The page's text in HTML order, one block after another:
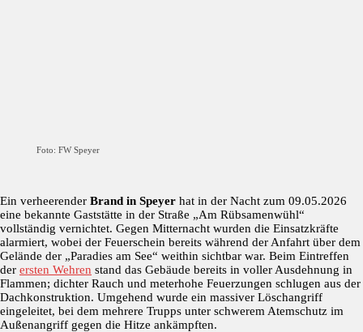
Foto: FW Speyer
Ein verheerender Brand in Speyer hat in der Nacht zum 09.05.2026
eine bekannte Gaststätte in der Straße „Am Rübsamenwühl“
vollständig vernichtet. Gegen Mitternacht wurden die Einsatzkräfte
alarmiert, wobei der Feuerschein bereits während der Anfahrt über dem
Gelände der „Paradies am See“ weithin sichtbar war. Beim Eintreffen
der ersten Wehren stand das Gebäude bereits in voller Ausdehnung in
Flammen; dichter Rauch und meterhohe Feuerzungen schlugen aus der
Dachkonstruktion. Umgehend wurde ein massiver Löschangriff
eingeleitet, bei dem mehrere Trupps unter schwerem Atemschutz im
Außenangriff gegen die Hitze ankämpften.